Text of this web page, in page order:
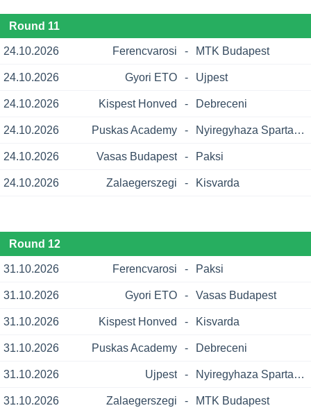
Round 11
24.10.2026 Ferencvarosi - MTK Budapest
24.10.2026 Gyori ETO - Ujpest
24.10.2026 Kispest Honved - Debreceni
24.10.2026 Puskas Academy - Nyiregyhaza Spartacus
24.10.2026 Vasas Budapest - Paksi
24.10.2026 Zalaegerszegi - Kisvarda
Round 12
31.10.2026 Ferencvarosi - Paksi
31.10.2026 Gyori ETO - Vasas Budapest
31.10.2026 Kispest Honved - Kisvarda
31.10.2026 Puskas Academy - Debreceni
31.10.2026 Ujpest - Nyiregyhaza Spartacus
31.10.2026 Zalaegerszegi - MTK Budapest